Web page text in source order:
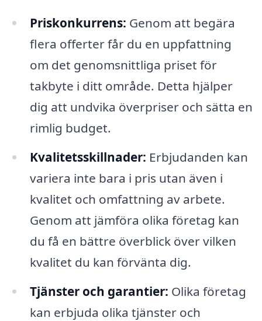
Priskonkurrens: Genom att begära
flera offerter får du en uppfattning
om det genomsnittliga priset för
takbyte i ditt område. Detta hjälper
dig att undvika överpriser och sätta en
rimlig budget.
Kvalitetsskillnader: Erbjudanden kan
variera inte bara i pris utan även i
kvalitet och omfattning av arbete.
Genom att jämföra olika företag kan
du få en bättre överblick över vilken
kvalitet du kan förvänta dig.
Tjänster och garantier: Olika företag
kan erbjuda olika tjänster och